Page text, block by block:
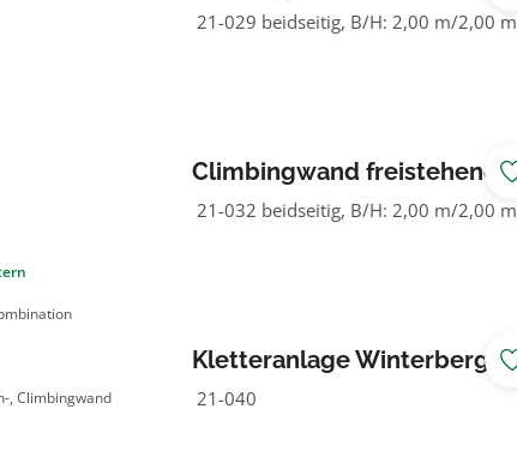
, Climbingwand
90°
21-029 beidseitig, B/H: 2,00 m/2,00 m
Climbingwand freistehend
90°/60°
21-032 beidseitig, B/H: 2,00 m/2,00 m
Kletteranlage Winterberg
21-040